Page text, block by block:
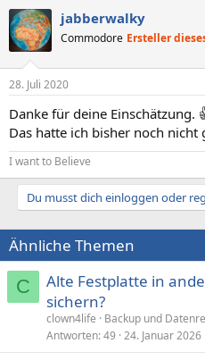
k
t
i
e
:
jabberwalky
Commodore Ersteller
28. Juli 2020
Danke für deine Einschätzung.
Das hatte ich bisher noch nicht
I want to Believe
Du musst dich einloggen oder
Ähnliche Themen
C
Alte Festplatte in
sichern?
clown4life
Backup und
Antworten 49 24. Januar 2026